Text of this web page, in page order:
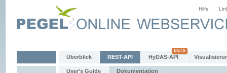
Hilfe
Überblick REST-API HyDAS-API
User's Guide Dokumentation